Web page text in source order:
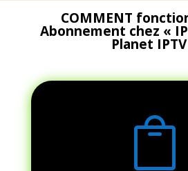
COMMENT
Abonnement chez «
Planet
